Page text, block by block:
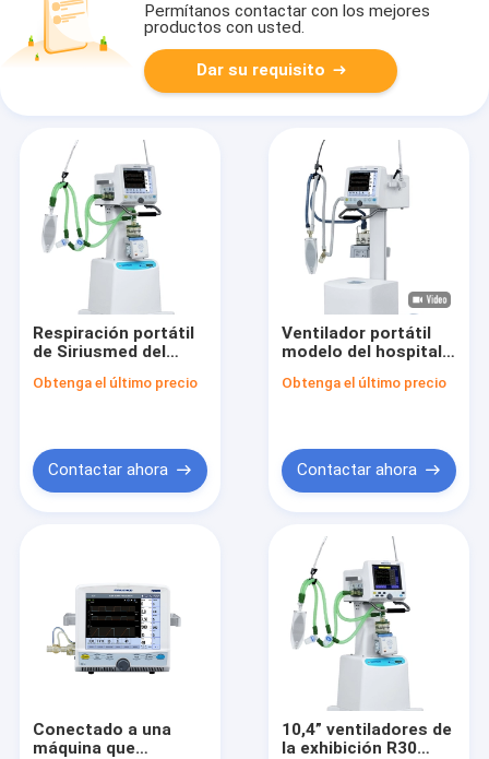
Permítanos contactar con los mejores
productos con usted.
Dar su requisito
Respiración portátil
de Siriusmed del
compacto del
Obtenga el último precio
Contactar ahora
Ventilador portátil
modelo del hospital
ambulancia
Obtenga el último precio
Contactar ahora
Conectado a una
máquina que
10,4” ventiladores de
la exhibición R30